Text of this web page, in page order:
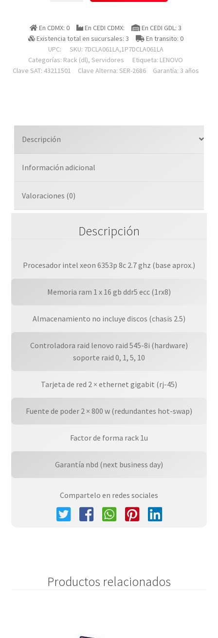
Sr250
V3
2.5
1u,
1x16gb
1rx8,
Sin
S.
Nbd.
En CDMX: 0 En CEDI CDMX:
En CEDI GDL: 3
Existencia total en sucursales: 3
En transito: 0
UPC:
SKU: 7DCLA061LA,1P7DCLA061LA
Categorías: Rack (dl), Servidores Etiqueta: LENOVO
Clave SAT: 43211501
Clave Alterna: SER-2686 Garantía: 3 años
Descripción
Información adicional
Valoraciones (0)
Descripción
Procesador intel xeon 6353p 8c 2.7 ghz (base aprox.)
Memoria ram 1 x 16 gb ddr5 ecc (1rx8)
Almacenamiento no incluye discos (chasis 2.5)
Controladora raid lenovo raid 545-8i (hardware)
soporte raid 0, 1, 5, 10
Tarjeta de red 2 × ethernet gigabit (rj-45)
Fuente de poder 2 × 800 w (redundantes hot-swap)
Factor de forma rack 1u
Garantía nbd (next business day)
Compartelo en redes sociales
Productos relacionados